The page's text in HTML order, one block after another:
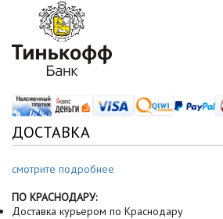
ДОСТАВКА
смотрите подробнее
ПО КРАСНОДАРУ:
Доставка курьером по Краснодару